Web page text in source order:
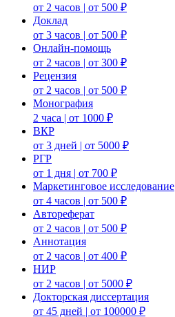
от 2 часов | от 500 ₽
Доклад
от 3 часов | от 500 ₽
Онлайн-помощь
от 2 часов | от 300 ₽
Рецензия
от 2 часов | от 500 ₽
Монография
2 часа | от 1000 ₽
ВКР
от 3 дней | от 5000 ₽
РГР
от 1 дня | от 700 ₽
Маркетинговое исследование
от 4 часов | от 500 ₽
Автореферат
от 2 часов | от 500 ₽
Аннотация
от 2 часов | от 400 ₽
НИР
от 2 часов | от 5000 ₽
Докторская диссертация
от 45 дней | от 100000 ₽